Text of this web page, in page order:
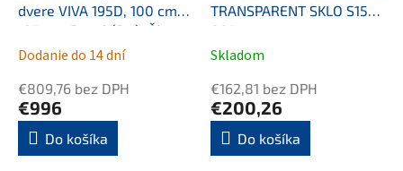
dvere VIVA 195D, 100 cm,
195 cm, Pravé (DX), Číre
bezpečnostné sklo - 8
(ALU)
Dodanie do 14 dní
€809,76 bez DPH
€996
Do košíka
TRANSPARENT SKLO S154-
005
Skladom
€162,81 bez DPH
€200,26
Do košíka